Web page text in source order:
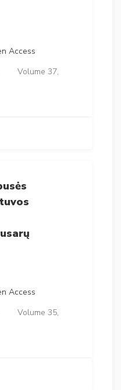
Access
Volume 37,
Access
Volume 35,